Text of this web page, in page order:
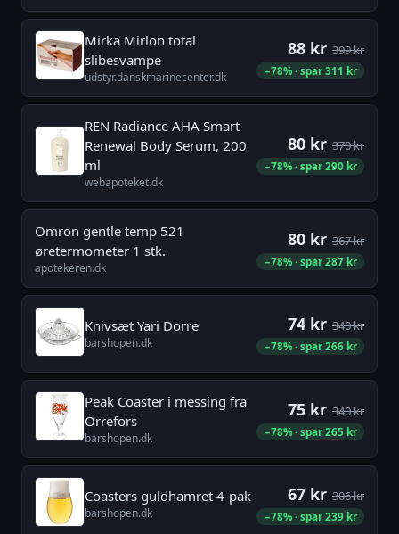
Mirka Mirlon total
slibesvampe
udstyr.danskmarinecenter.dk
88 kr 399 kr
−78% · spar 311 kr
REN Radiance AHA Smart
Renewal Body Serum, 200
ml
webapoteket.dk
80 kr 370 kr
−78% · spar 290 kr
Omron gentle temp 521
øretermometer 1 stk.
apotekeren.dk
80 kr 367 kr
−78% · spar 287 kr
Knivsæt Yari Dorre
barshopen.dk
74 kr 340 kr
−78% · spar 266 kr
Peak Coaster i messing fra
Orrefors
barshopen.dk
75 kr 340 kr
−78% · spar 265 kr
Coasters guldhamret 4-pak
barshopen.dk
67 kr 306 kr
−78% · spar 239 kr